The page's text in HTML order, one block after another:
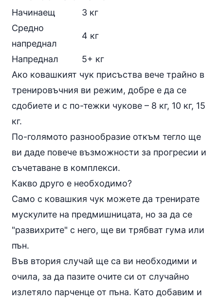
Начинаещ
3 кг
Средно
напреднал
4 кг
Напреднал
5+ кг
Ако ковашкият чук присъства вече трайно в
тренировъчния ви режим, добре е да се
сдобиете и с по-тежки чукове – 8 кг, 10 кг, 15
кг.
По-голямото разнообразие откъм тегло ще
ви даде повече възможности за прогресии и
съчетаване в комплекси.
Какво друго е необходимо?
Само с ковашкия чук можете да тренирате
мускулите на предмишницата, но за да се
"развихрите" с него, ще ви трябват гума или
пън.
Във втория случай ще са ви необходими и
очила, за да пазите очите си от случайно
излетяло парченце от пъна. Като добавим и